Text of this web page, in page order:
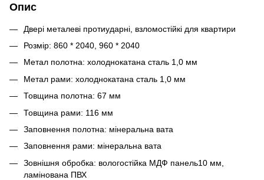
Опис
Двері металеві протиударні, взломостійкі для квартири
Розмір: 860 * 2040, 960 * 2040
Метал полотна: холоднокатана сталь 1,0 мм
Метал рами: холоднокатана сталь 1,0 мм
Товщина полотна: 67 мм
Товщина рами: 116 мм
Заповнення полотна: мінеральна вата
Заповнення рами: мінеральна вата
Зовнішня обробка: вологостійка МДФ панель10 мм,
ламінована ПВХ